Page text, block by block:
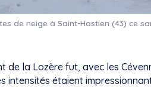
de neige à Saint-Hostien (43) ce
de la Lozère fut, avec les
intensités étaient